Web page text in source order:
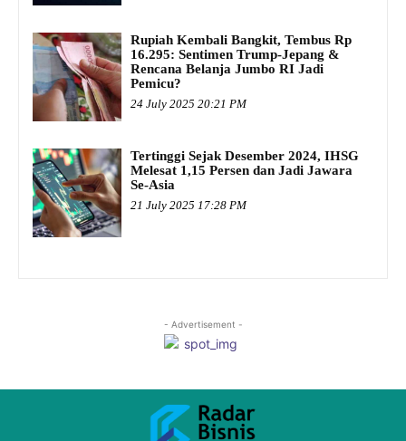
Rupiah Kembali Bangkit, Tembus Rp
16.295: Sentimen Trump-Jepang &
Rencana Belanja Jumbo RI Jadi
Pemicu?
24 July 2025 20:21 PM
Tertinggi Sejak Desember 2024, IHSG
Melesat 1,15 Persen dan Jadi Jawara
Se-Asia
21 July 2025 17:28 PM
- Advertisement -